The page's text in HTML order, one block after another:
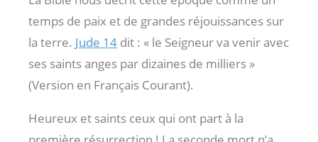
temps de paix et de grandes réjouissances sur
la terre. Jude 14 dit : « le Seigneur va venir avec
ses saints anges par dizaines de milliers »
(Version en Français Courant).
Heureux et saints ceux qui ont part à la